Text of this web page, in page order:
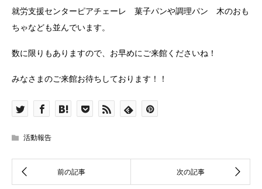
就労支援センターピアチェーレ 菓子パンや調理パン 木のおも
ちゃなども並んでいます。
数に限りもありますので、お早めにご来館くださいね！
みなさまのご来館お待ちしております！！
活動報告